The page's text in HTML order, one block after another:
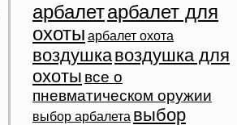
арбалетарбалет для
охоты арбалет охота
воздушкавоздушка для
охоты все о
пневматическом оружии
выбор арбалета выбор